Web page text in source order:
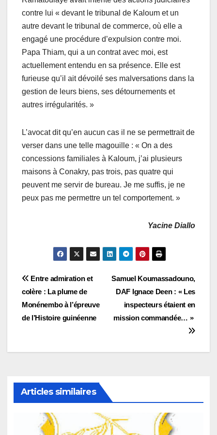
contre lui « devant le tribunal de Kaloum et un
autre devant le tribunal de commerce, où elle a
engagé une procédure d’expulsion contre moi.
Papa Thiam, qui a un contrat avec moi, est
actuellement entendu en sa présence. Elle est
furieuse qu’il ait dévoilé ses malversations dans la
gestion de leurs biens, ses détournements et
autres irrégularités. »
L’avocat dit qu’en aucun cas il ne se permettrait de
verser dans une telle magouille : « On a des
concessions familiales à Kaloum, j’ai plusieurs
maisons à Conakry, pas trois, pas quatre qui
peuvent me servir de bureau. Je me suffis, je ne
peux pas me permettre un tel comportement. »
Yacine Diallo
Navigation
de
l’article
Samuel Koumassadouno,
DAF Ignace Deen : « Les
inspecteurs étaient en
mission commandée… »
Entre admiration et
colère : La plume de
Monénembo à l’épreuve
de l’Histoire guinéenne
Articles similaires